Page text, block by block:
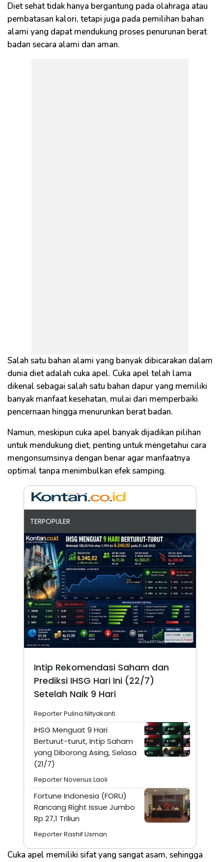
Diet sehat tidak hanya bergantung pada olahraga atau
pembatasan kalori, tetapi juga pada pemilihan bahan
alami yang dapat mendukung proses penurunan berat
badan secara alami dan aman.
Salah satu bahan alami yang banyak dibicarakan dalam
dunia diet adalah cuka apel. Cuka apel telah lama
dikenal sebagai salah satu bahan dapur yang memiliki
banyak manfaat kesehatan, mulai dari memperbaiki
pencernaan hingga menurunkan berat badan.
Namun, meskipun cuka apel banyak dijadikan pilihan
untuk mendukung diet, penting untuk mengetahui cara
mengonsumsinya dengan benar agar manfaatnya
optimal tanpa menimbulkan efek samping.
TERPOPULER
Intip Rekomendasi Saham dan
Prediksi IHSG Hari Ini (22/7)
Setelah Naik 9 Hari
Reporter Pulina Nityakanti
IHSG Menguat 9 Hari
Berturut-turut, Intip Saham
yang Diborong Asing, Selasa
(21/7)
Reporter Noverius Laoli
Fortune Indonesia (FORU)
Rancang Right Issue Jumbo
Rp 27,1 Triliun
Reporter Rashif Usman
Cuka apel memiliki sifat yang sangat asam, sehingga